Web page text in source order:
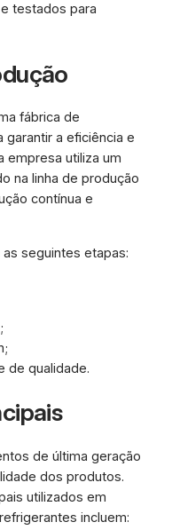
testados para
fábrica de
garantir a eficiência e
empresa utiliza um
na linha de produção
contínua e
seguintes etapas:
de qualidade.
de última geração
dos produtos.
utilizados em
incluem: